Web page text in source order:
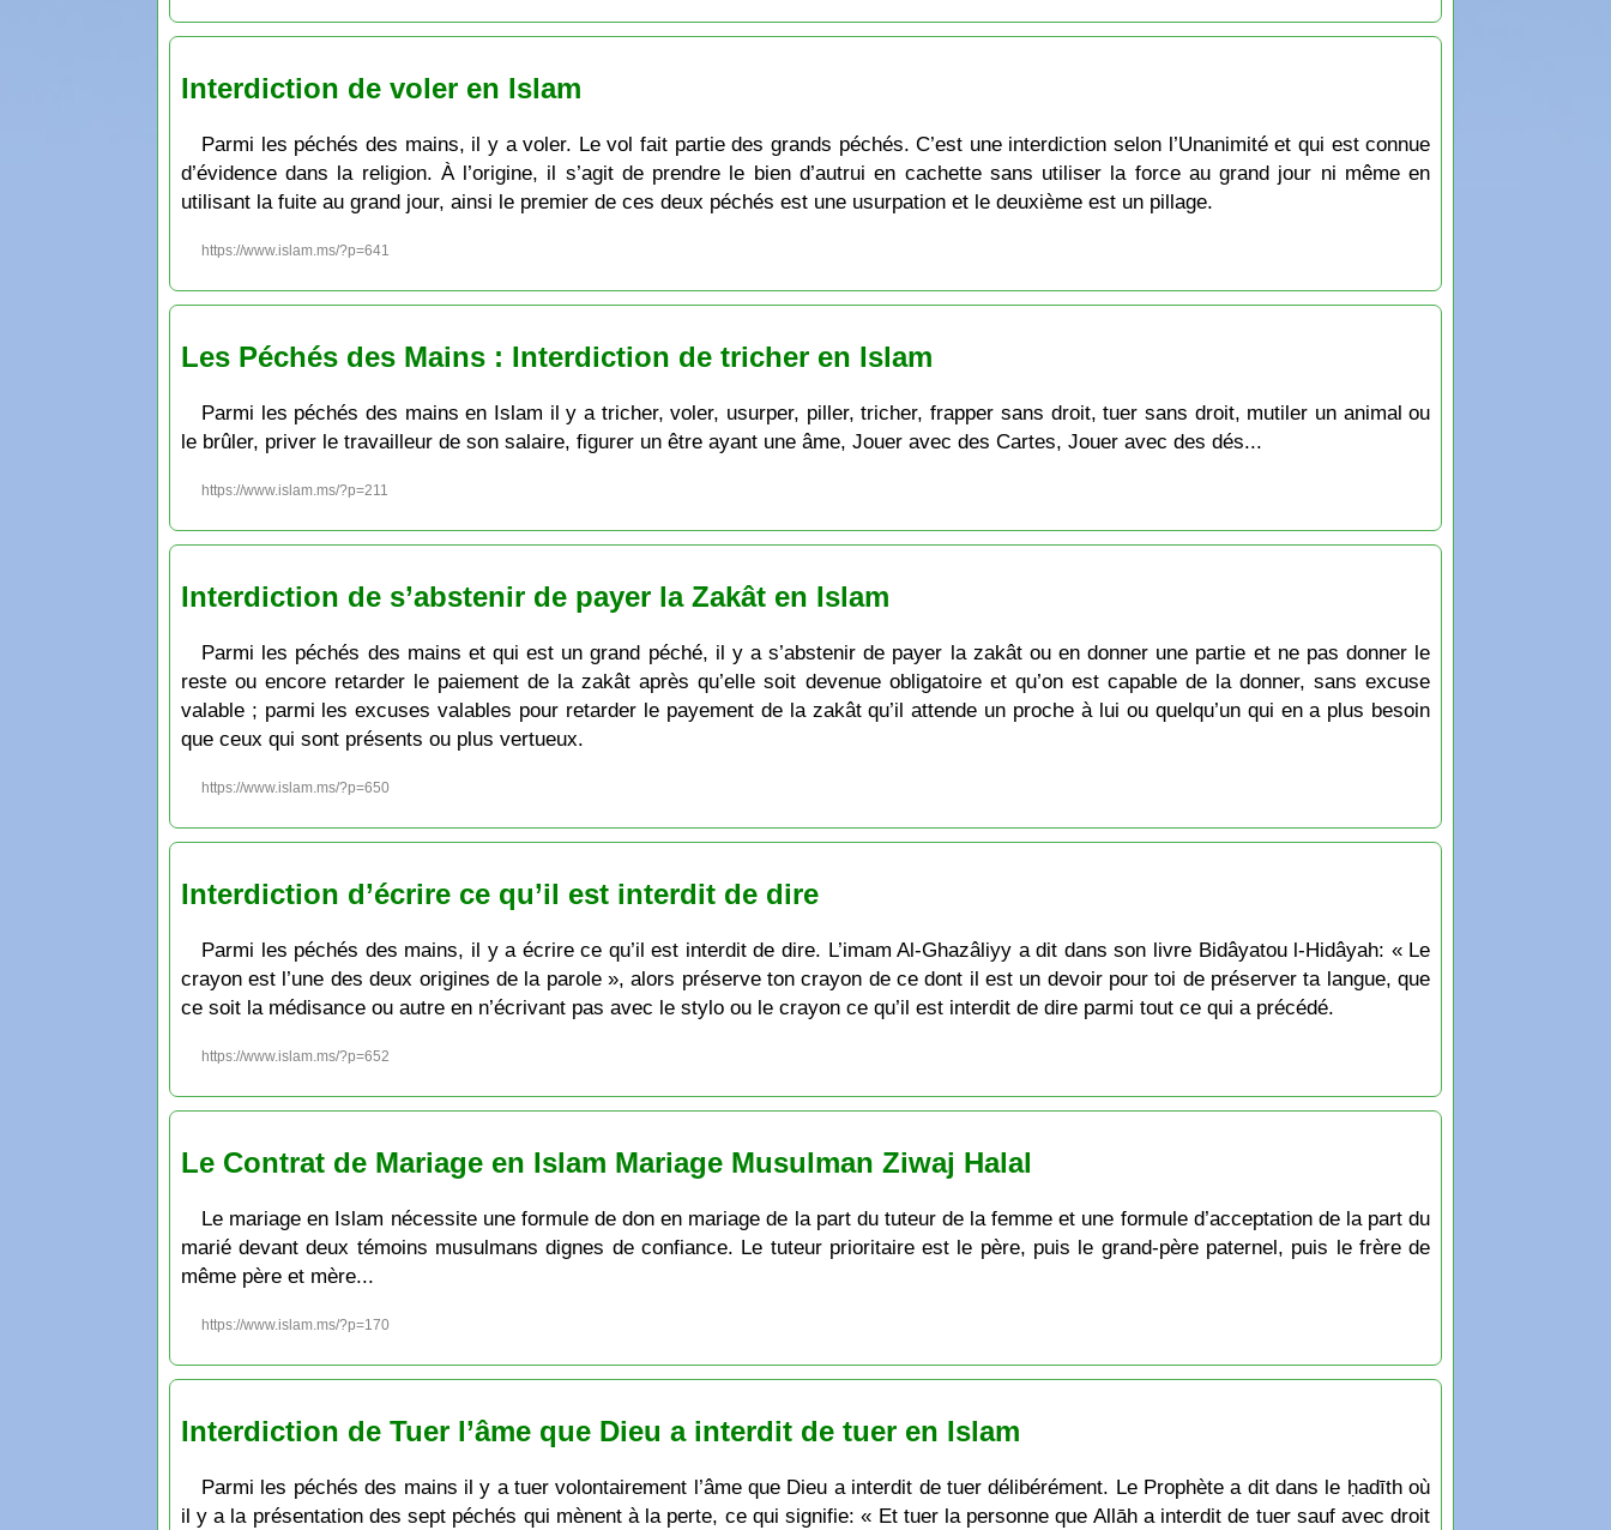
Interdiction de voler en Islam
Parmi les péchés des mains, il y a voler. Le vol fait partie des grands péchés. C’est une interdiction selon l’Unanimité et qui est connue
d’évidence dans la religion. À l’origine, il s’agit de prendre le bien d’autrui en cachette sans utiliser la force au grand jour ni même en
utilisant la fuite au grand jour, ainsi le premier de ces deux péchés est une usurpation et le deuxième est un pillage.
https://www.islam.ms/?p=641
Les Péchés des Mains : Interdiction de tricher en Islam
Parmi les péchés des mains en Islam il y a tricher, voler, usurper, piller, tricher, frapper sans droit, tuer sans droit, mutiler un animal ou
le brûler, priver le travailleur de son salaire, figurer un être ayant une âme, Jouer avec des Cartes, Jouer avec des dés...
https://www.islam.ms/?p=211
Interdiction de s’abstenir de payer la Zakât en Islam
Parmi les péchés des mains et qui est un grand péché, il y a s’abstenir de payer la zakât ou en donner une partie et ne pas donner le
reste ou encore retarder le paiement de la zakât après qu’elle soit devenue obligatoire et qu’on est capable de la donner, sans excuse
valable ; parmi les excuses valables pour retarder le payement de la zakât qu’il attende un proche à lui ou quelqu’un qui en a plus besoin
que ceux qui sont présents ou plus vertueux.
https://www.islam.ms/?p=650
Interdiction d’écrire ce qu’il est interdit de dire
Parmi les péchés des mains, il y a écrire ce qu’il est interdit de dire. L’imam Al-Ghazâliyy a dit dans son livre Bidâyatou l-Hidâyah: « Le
crayon est l’une des deux origines de la parole », alors préserve ton crayon de ce dont il est un devoir pour toi de préserver ta langue, que
ce soit la médisance ou autre en n’écrivant pas avec le stylo ou le crayon ce qu’il est interdit de dire parmi tout ce qui a précédé.
https://www.islam.ms/?p=652
Le Contrat de Mariage en Islam Mariage Musulman Ziwaj Halal
Le mariage en Islam nécessite une formule de don en mariage de la part du tuteur de la femme et une formule d’acceptation de la part du
marié devant deux témoins musulmans dignes de confiance. Le tuteur prioritaire est le père, puis le grand-père paternel, puis le frère de
même père et mère...
https://www.islam.ms/?p=170
Interdiction de Tuer l’âme que Dieu a interdit de tuer en Islam
Parmi les péchés des mains il y a tuer volontairement l’âme que Dieu a interdit de tuer délibérément. Le Prophète a dit dans le ḥadīth où
il y a la présentation des sept péchés qui mènent à la perte, ce qui signifie: « Et tuer la personne que Allāh a interdit de tuer sauf avec droit